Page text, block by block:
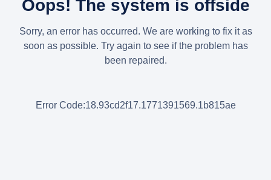
Oops! The system is offside
Sorry, an error has occurred. We are working to fix it as
soon as possible. Try again to see if the problem has
been repaired.
Error Code:18.93cd2f17.1771391569.1b815ae